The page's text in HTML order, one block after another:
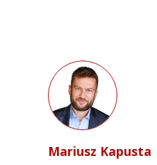
Mariusz Kapusta